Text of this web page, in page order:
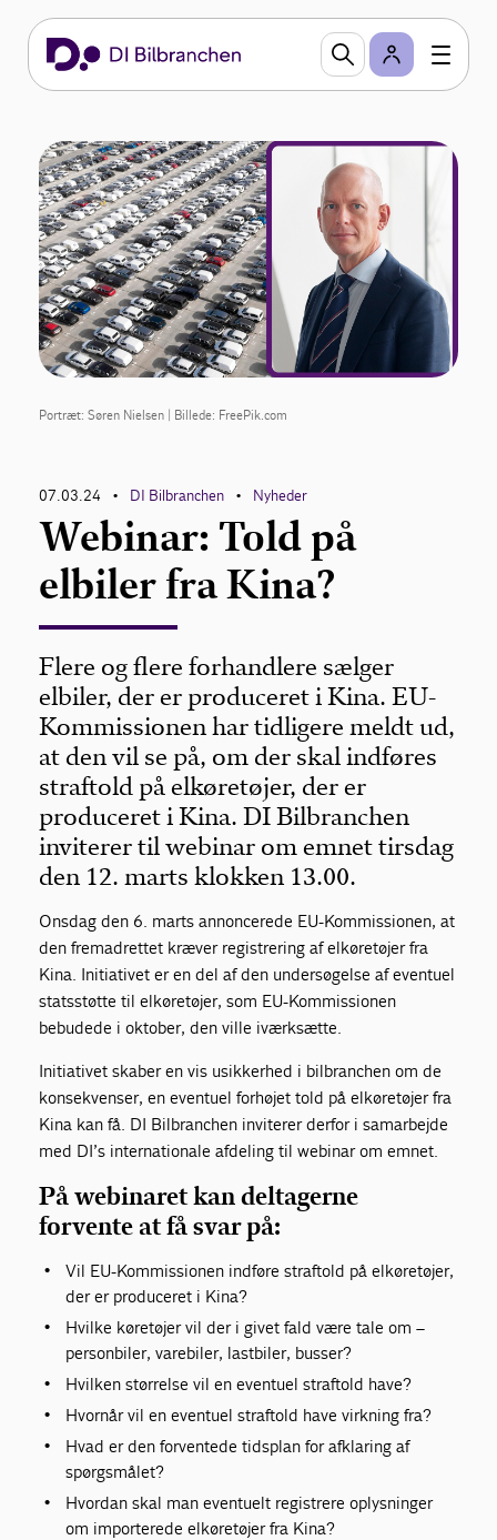
Portræt: Søren Nielsen | Billede: FreePik.com
07.03.24 • DI Bilbranchen • Nyheder
Webinar: Told på
elbiler fra Kina?
Flere og flere forhandlere sælger
elbiler, der er produceret i Kina. EU-
Kommissionen har tidligere meldt ud,
at den vil se på, om der skal indføres
straftold på elkøretøjer, der er
produceret i Kina. DI Bilbranchen
inviterer til webinar om emnet tirsdag
den 12. marts klokken 13.00.
Onsdag den 6. marts annoncerede EU-Kommissionen, at
den fremadrettet kræver registrering af elkøretøjer fra
Kina. Initiativet er en del af den undersøgelse af eventuel
statsstøtte til elkøretøjer, som EU-Kommissionen
bebudede i oktober, den ville iværksætte.
Initiativet skaber en vis usikkerhed i bilbranchen om de
konsekvenser, en eventuel forhøjet told på elkøretøjer fra
Kina kan få. DI Bilbranchen inviterer derfor i samarbejde
med DI’s internationale afdeling til webinar om emnet.
På webinaret kan deltagerne
forvente at få svar på:
Vil EU-Kommissionen indføre straftold på elkøretøjer,
der er produceret i Kina?
Hvilke køretøjer vil der i givet fald være tale om –
personbiler, varebiler, lastbiler, busser?
Hvilken størrelse vil en eventuel straftold have?
Hvornår vil en eventuel straftold have virkning fra?
Hvad er den forventede tidsplan for afklaring af
spørgsmålet?
Hvordan skal man eventuelt registrere oplysninger
om importerede elkøretøjer fra Kina?